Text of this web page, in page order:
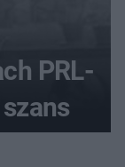
PRL-